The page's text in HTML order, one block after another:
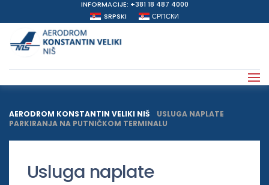
INFORMACIJE: +381 18 487 4000
SRPSKI
СРПСКИ
AERODROM KONSTANTIN VELIKI NIŠ
USLUGA NAPLATE
PARKIRANJA NA PUTNIČKOM TERMINALU
Usluga naplate